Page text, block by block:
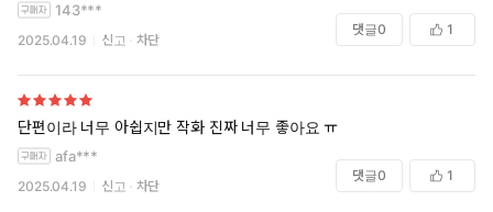
143***
2025.04.19 신고 차단
댓글0 1
단편이라 너무 아쉽지만 작화 진짜 너무 좋아요 ㅠ
afa***
2025.04.19 신고 차단
댓글0 1